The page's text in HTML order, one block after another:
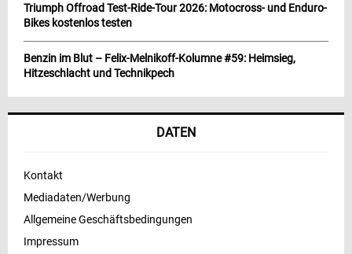
Triumph Offroad Test-Ride-Tour 2026: Motocross- und Enduro-
Bikes kostenlos testen
Benzin im Blut – Felix-Melnikoff-Kolumne #59: Heimsieg,
Hitzeschlacht und Technikpech
DATEN
Kontakt
Mediadaten/Werbung
Allgemeine Geschäftsbedingungen
Impressum